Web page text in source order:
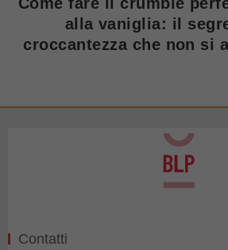
alla vaniglia: il
croccantezza che non si
Contatti